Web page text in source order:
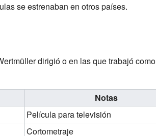
se estrenaban en otros países.
dirigió o en las que trabajó como
Notas
Película para televisión
Cortometraje